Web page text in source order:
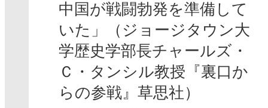
中国が戦闘勃発を準備して
いた」（ジョージタウン大
学歴史学部長チャールズ・
Ｃ・タンシル教授『裏口か
らの参戦』草思社）